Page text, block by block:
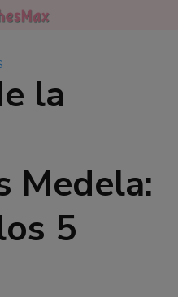
la
Medela:
5